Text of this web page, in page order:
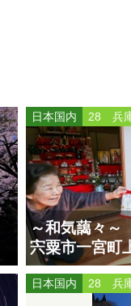
日本国内 28 兵
～和気藹々～
宍粟市一宮町
日本国内 28 兵